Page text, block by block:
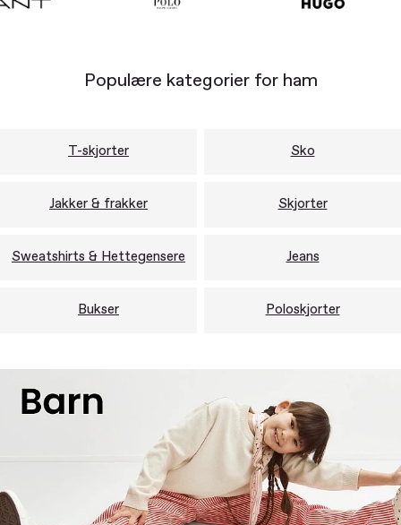
Populære kategorier for ham
T-skjorter Sko
Jakker & frakker Skjorter
Sweatshirts & Hettegensere Jeans
Bukser Poloskjorter